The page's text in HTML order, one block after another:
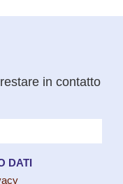
in contatto
DATI